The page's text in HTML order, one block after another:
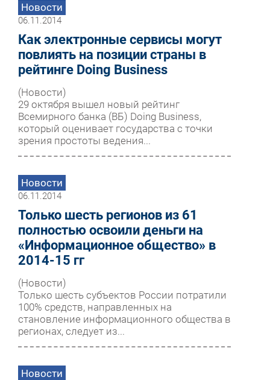
Новости
06.11.2014
Как электронные сервисы могут
повлиять на позиции страны в
рейтинге Doing Business
(Новости)
29 октября вышел новый рейтинг
Всемирного банка (ВБ) Doing Business,
который оценивает государства с точки
зрения простоты ведения...
Новости
06.11.2014
Только шесть регионов из 61
полностью освоили деньги на
«Информационное общество» в
2014-15 гг
(Новости)
Только шесть субъектов России потратили
100% средств, направленных на
становление информационного общества в
регионах, следует из...
Новости